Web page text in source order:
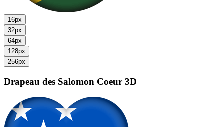
16px
32px
64px
128px
256px
Drapeau des Salomon Coeur 3D